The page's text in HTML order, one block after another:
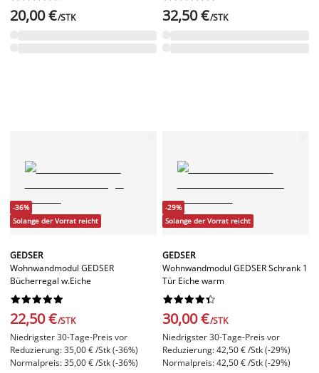
20,00 €/STK 32,50 €/STK
-36%
Solange der Vorrat reicht
GEDSER
Wohnwandmodul GEDSER
Bücherregal w.Eiche






22,50 €/STK
Niedrigster 30-Tage-Preis vor
Reduzierung: 35,00 € /Stk (-36%)
Normalpreis: 35,00 € /Stk (-36%)
-29%
Solange der Vorrat reicht
GEDSER
Wohnwandmodul GEDSER Schrank 1
Tür Eiche warm






30,00 €/STK
Niedrigster 30-Tage-Preis vor
Reduzierung: 42,50 € /Stk (-29%)
Normalpreis: 42,50 € /Stk (-29%)